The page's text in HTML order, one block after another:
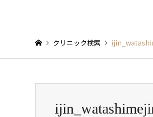
クリニック検索